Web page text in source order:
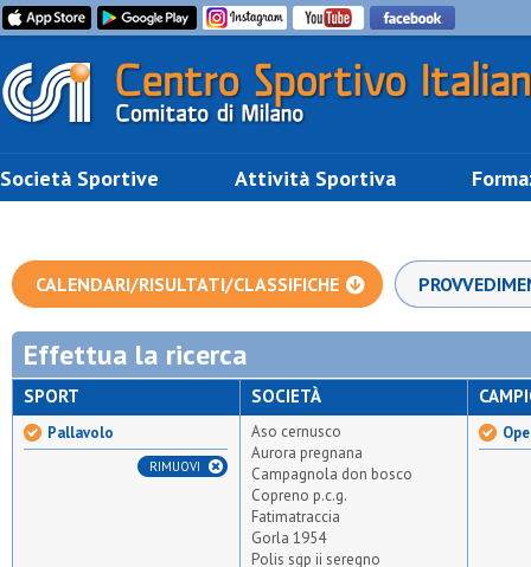
Società Sportive Attività Sportiva
CALENDARI/RISULTATI/CLASSIFICHE
Effettua la ricerca
SPORT
Pallavolo
RIMUOVI
SOCIETÀ
Aso cernusco
Aurora pregnana
Campagnola don bosco
Copreno p.c.g.
Fatimatraccia
Gorla 1954
Polis sgp ii seregno